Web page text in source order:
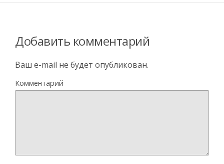
Добавить комментарий
Ваш e-mail не будет опубликован.
Комментарий